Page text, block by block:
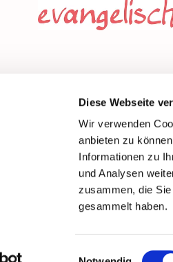
Diese Webseite
Wir verwenden
anbieten zu
Informationen zu
und Analysen
zusammen, die
gesammelt haben.